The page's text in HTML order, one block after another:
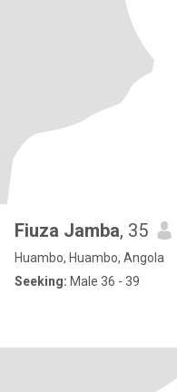
Fiuza Jamba, 35
Huambo, Huambo, Angola
Seeking: Male 36 - 39